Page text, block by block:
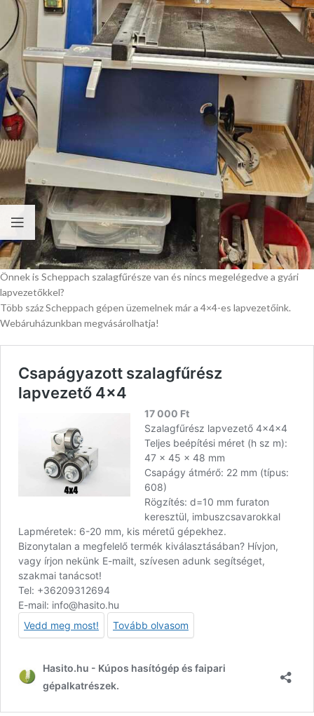
Önnek is Scheppach szalagfűrésze van és nincs megelégedve a gyári
lapvezetőkkel?
Több száz Scheppach gépen üzemelnek már a 4×4-es lapvezetőink.
Webáruházunkban megvásárolhatja!